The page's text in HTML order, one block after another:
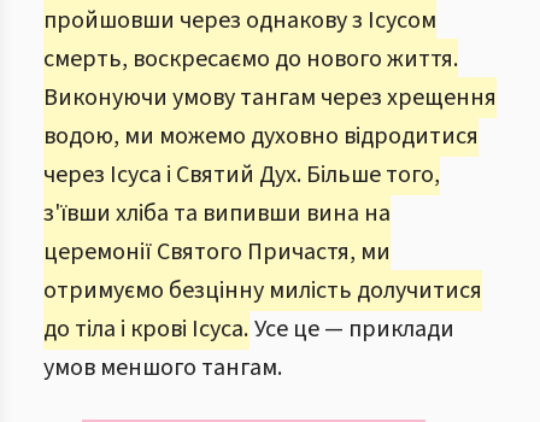
пройшовши через однакову з Ісусом
смерть, воскресаємо до нового життя.
Виконуючи умову тангам через хрещення
водою, ми можемо духовно відродитися
через Ісуса і Святий Дух. Більше того,
з'ївши хліба та випивши вина на
церемонії Святого Причастя, ми
отримуємо безцінну милість долучитися
до тіла і крові Ісуса.Усе це — приклади
умов меншого тангам.